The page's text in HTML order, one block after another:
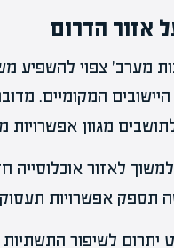
אזור הדרום
מערב' צפוי להשפיע
היישובים המקומיים.
מגוון אפשרויות
לאזור
תספק אפשרויות
יתרום לשיפור